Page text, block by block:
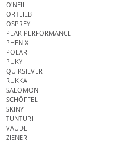
O'NEILL
ORTLIEB
OSPREY
PEAK PERFORMANCE
PHENIX
POLAR
PUKY
QUIKSILVER
RUKKA
SALOMON
SCHÖFFEL
SKINY
TUNTURI
VAUDE
ZIENER